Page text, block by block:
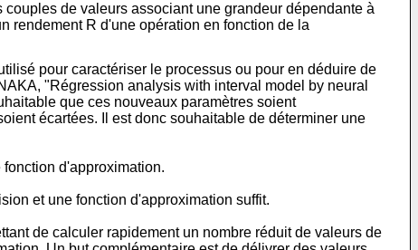
de valeurs associant une grandeur dépendante à
rendement R d'une opération en fonction de la
pour caractériser le processus ou pour en déduire de
"Régression analysis with interval model by neural
que ces nouveaux paramètres soient
écartées. Il est donc souhaitable de déterminer une
d'approximation.
et une fonction d'approximation suffit.
de calculer rapidement un nombre réduit de valeurs de